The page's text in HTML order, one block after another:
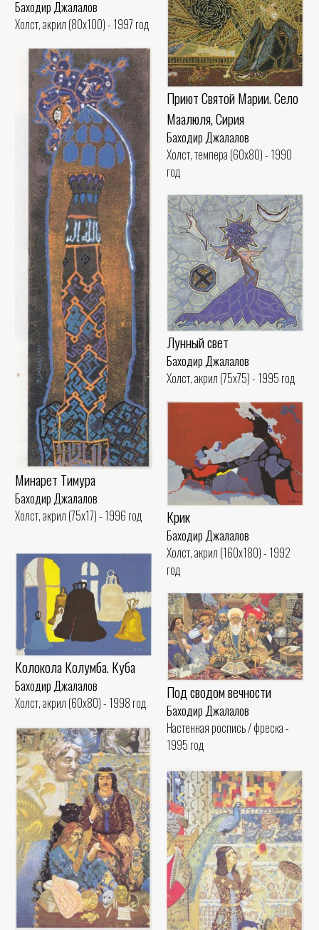
Баходир Джалалов
Холст, акрил (80x100) - 1997 год
Приют Святой Марии. Село
Маалюля, Сирия
Баходир Джалалов
Холст, темпера (60x80) - 1990
год
Минарет Тимура
Баходир Джалалов
Холст, акрил (75x17) - 1996 год
Лунный свет
Баходир Джалалов
Холст, акрил (75x75) - 1995 год
Крик
Баходир Джалалов
Холст, акрил (160x180) - 1992
год
Колокола Колумба. Куба
Баходир Джалалов
Холст, акрил (60x80) - 1998 год
Под сводом вечности
Баходир Джалалов
Настенная роспись / фреска -
1995 год